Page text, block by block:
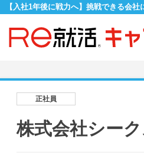
【入社1年後に戦力へ】挑戦できる会
正社員
株式会社シー